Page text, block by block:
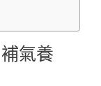
氣養